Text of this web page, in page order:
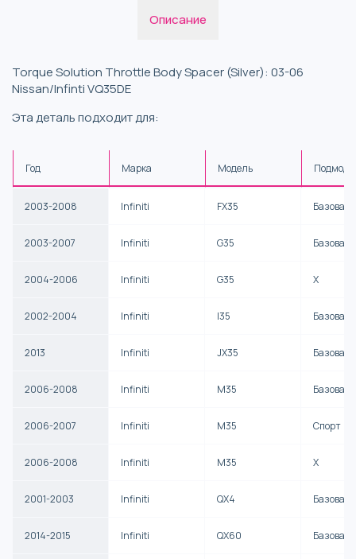
Описание
Torque Solution Throttle Body Spacer (Silver): 03-06
Nissan/Infinti VQ35DE
Эта деталь подходит для:
Год Марка Модель
2003-2008 Infiniti FX35 Базовая
2003-2007 Infiniti G35 Базовая
2004-2006 Infiniti G35 X
2002-2004 Infiniti I35 Базовая
2013 Infiniti JX35 Базовая
2006-2008 Infiniti M35 Базовая
2006-2007 Infiniti M35 Спорт
2006-2008 Infiniti M35 X
2001-2003 Infiniti QX4 Базовая
2014-2015 Infiniti QX60 Базовая